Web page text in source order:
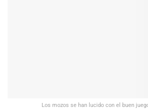
Los mozos se han lucido con el buen